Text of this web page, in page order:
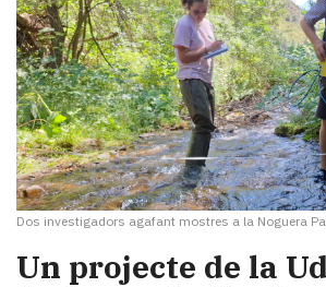
Dos investigadors agafant mostres a la Noguera
Un projecte de la